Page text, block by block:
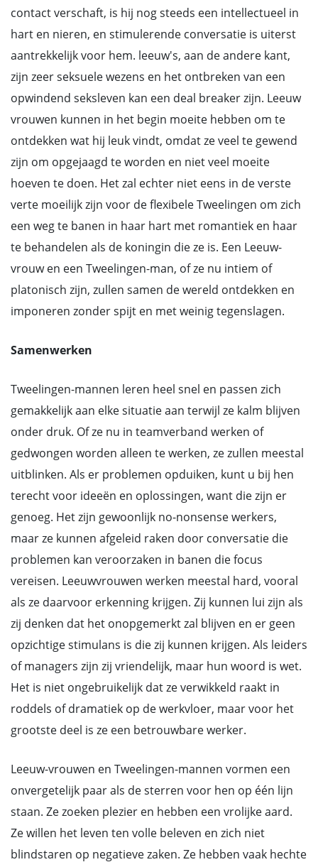
contact verschaft, is hij nog steeds een intellectueel in
hart en nieren, en stimulerende conversatie is uiterst
aantrekkelijk voor hem. leeuw's, aan de andere kant,
zijn zeer seksuele wezens en het ontbreken van een
opwindend seksleven kan een deal breaker zijn. Leeuw
vrouwen kunnen in het begin moeite hebben om te
ontdekken wat hij leuk vindt, omdat ze veel te gewend
zijn om opgejaagd te worden en niet veel moeite
hoeven te doen. Het zal echter niet eens in de verste
verte moeilijk zijn voor de flexibele Tweelingen om zich
een weg te banen in haar hart met romantiek en haar
te behandelen als de koningin die ze is. Een Leeuw-
vrouw en een Tweelingen-man, of ze nu intiem of
platonisch zijn, zullen samen de wereld ontdekken en
imponeren zonder spijt en met weinig tegenslagen.
Samenwerken
Tweelingen-mannen leren heel snel en passen zich
gemakkelijk aan elke situatie aan terwijl ze kalm blijven
onder druk. Of ze nu in teamverband werken of
gedwongen worden alleen te werken, ze zullen meestal
uitblinken. Als er problemen opduiken, kunt u bij hen
terecht voor ideeën en oplossingen, want die zijn er
genoeg. Het zijn gewoonlijk no-nonsense werkers,
maar ze kunnen afgeleid raken door conversatie die
problemen kan veroorzaken in banen die focus
vereisen. Leeuwvrouwen werken meestal hard, vooral
als ze daarvoor erkenning krijgen. Zij kunnen lui zijn als
zij denken dat het onopgemerkt zal blijven en er geen
opzichtige stimulans is die zij kunnen krijgen. Als leiders
of managers zijn zij vriendelijk, maar hun woord is wet.
Het is niet ongebruikelijk dat ze verwikkeld raakt in
roddels of dramatiek op de werkvloer, maar voor het
grootste deel is ze een betrouwbare werker.
Leeuw-vrouwen en Tweelingen-mannen vormen een
onvergetelijk paar als de sterren voor hen op één lijn
staan. Ze zoeken plezier en hebben een vrolijke aard.
Ze willen het leven ten volle beleven en zich niet
blindstaren op negatieve zaken. Ze hebben vaak hechte